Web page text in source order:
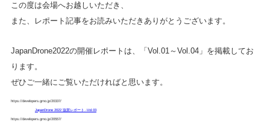
この度は会場へお越しいただき、
また、レポート記事をお読みいただきありがとうございます。
JapanDrone2022の開催レポートは、「Vol.01～Vol.04」を掲載してお
ります。
ぜひご一緒にご覧いただければと思います。
https://developers.gmo.jp/20337/
JapanDrone 2022 協賛レポート -Vol.03
https://developers.gmo.jp/20557/